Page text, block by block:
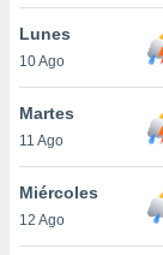
cookies
aceptar
Lunes
10 Ago
Martes
11 Ago
Miércoles
12 Ago